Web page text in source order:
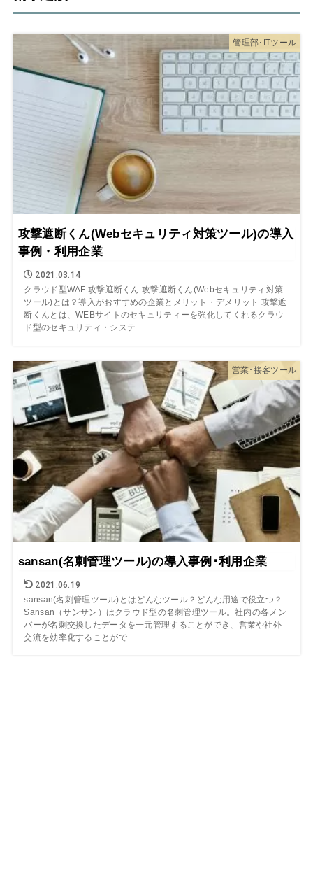
管理部･ITツール
攻撃遮断くん(Webセキュリティ対策ツール)の導入
事例・利用企業
2021.03.14
クラウド型WAF 攻撃遮断くん 攻撃遮断くん(Webセキュリティ対策
ツール)とは？導入がおすすめの企業とメリット・デメリット 攻撃遮
断くんとは、WEBサイトのセキュリティーを強化してくれるクラウ
ド型のセキュリティ・システ...
営業･接客ツール
sansan(名刺管理ツール)の導入事例･利用企業
2021.06.19
sansan(名刺管理ツール)とはどんなツール？どんな用途で役立つ？
Sansan（サンサン）はクラウド型の名刺管理ツール。社内の各メン
バーが名刺交換したデータを一元管理することができ、営業や社外
交流を効率化することがで...